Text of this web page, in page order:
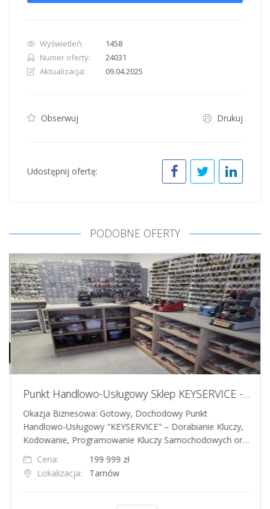
Wyświetleń:
1458
Numer oferty:
24031
Aktualizacja:
09.04.2025
Obserwuj Drukuj
Udostępnij ofertę:
PODOBNE OFERTY
Punkt Handlowo-Usługowy Sklep KEYSERVICE - Tarnów - 25 lat
Okazja Biznesowa: Gotowy, Dochodowy Punkt
Handlowo-Usługowy "KEYSERVICE" – Dorabianie Kluczy,
Kodowanie, Programowanie Kluczy Samochodowych or…
Cena:
199 999 zł
Lokalizacja:
Tarnów